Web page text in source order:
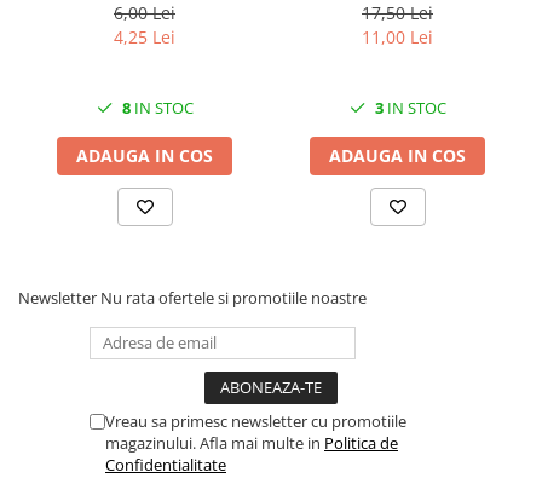
6,00 Lei
4,25 Lei
8IN STOC
ADAUGA IN COS
17,50 Lei
11,00 Lei
3IN STOC
ADAUGA IN COS
Newsletter Nu rata ofertele si promotiile noastre
Vreau sa primesc newsletter cu promotiile
magazinului. Afla mai multe in Politica de
Confidentialitate